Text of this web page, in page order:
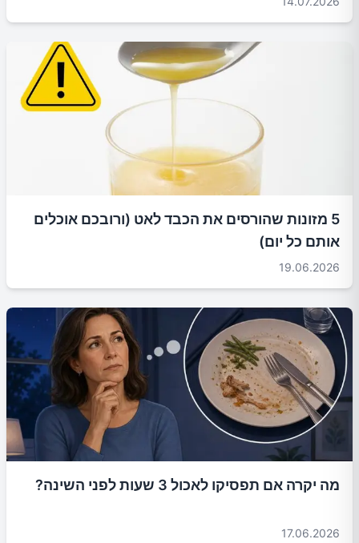
5 מזונות שהורסים את הכבד לאט (ורובכם אוכלים
אותם כל יום)
19.06.2026
מה יקרה אם תפסיקו לאכול 3 שעות לפני השינה?
17.06.2026